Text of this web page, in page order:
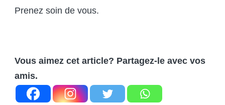
Prenez soin de vous.
Vous aimez cet article? Partagez-le avec vos
amis.